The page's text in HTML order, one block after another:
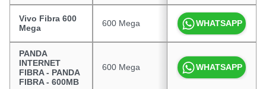
Vivo Fibra 600
Mega
600 Mega R$ 100,00
WHATSAPP
PANDA
INTERNET
FIBRA - PANDA
FIBRA - 600MB
600 Mega R$ 89,90
WHATSAPP